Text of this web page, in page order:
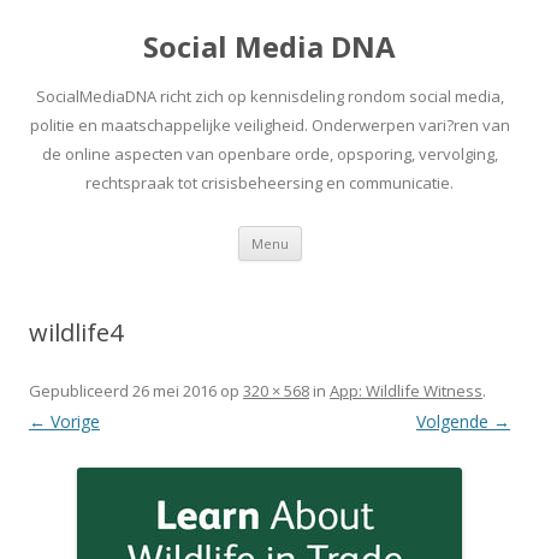
Social Media DNA
SocialMediaDNA richt zich op kennisdeling rondom social media,
politie en maatschappelijke veiligheid. Onderwerpen vari?ren van
de online aspecten van openbare orde, opsporing, vervolging,
rechtspraak tot crisisbeheersing en communicatie.
Menu Spring
inhoud
wildlife4
Gepubliceerd 26 mei 2016 op 320 × 568 in App: Wildlife Witness.
← Vorige Volgende →